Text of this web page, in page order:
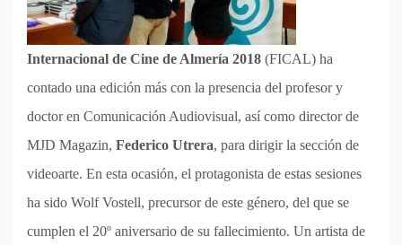
Internacional de Cine de Almería 2018 (FICAL) ha
contado una edición más con la presencia del profesor y
doctor en Comunicación Audiovisual, así como director de
MJD Magazin, Federico Utrera, para dirigir la sección de
videoarte. En esta ocasión, el protagonista de estas sesiones
ha sido Wolf Vostell, precursor de este género, del que se
cumplen el 20º aniversario de su fallecimiento. Un artista de